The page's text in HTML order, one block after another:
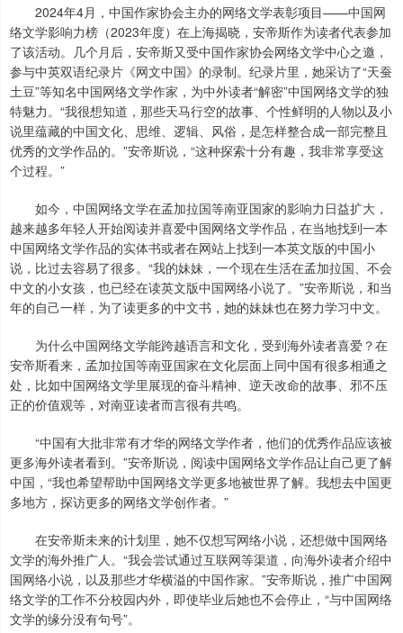
2024年4月，中国作家协会主办的网络文学表彰项目——中国网
络文学影响力榜（2023年度）在上海揭晓，安帝斯作为读者代表参加
了该活动。几个月后，安帝斯又受中国作家协会网络文学中心之邀，
参与中英双语纪录片《网文中国》的录制。纪录片里，她采访了“天蚕
土豆”等知名中国网络文学作家，为中外读者“解密”中国网络文学的独
特魅力。“我很想知道，那些天马行空的故事、个性鲜明的人物以及小
说里蕴藏的中国文化、思维、逻辑、风俗，是怎样整合成一部完整且
优秀的文学作品的。”安帝斯说，“这种探索十分有趣，我非常享受这
个过程。”
如今，中国网络文学在孟加拉国等南亚国家的影响力日益扩大，
越来越多年轻人开始阅读并喜爱中国网络文学作品，在当地找到一本
中国网络文学作品的实体书或者在网站上找到一本英文版的中国小
说，比过去容易了很多。“我的妹妹，一个现在生活在孟加拉国、不会
中文的小女孩，也已经在读英文版中国网络小说了。”安帝斯说，和当
年的自己一样，为了读更多的中文书，她的妹妹也在努力学习中文。
为什么中国网络文学能跨越语言和文化，受到海外读者喜爱？在
安帝斯看来，孟加拉国等南亚国家在文化层面上同中国有很多相通之
处，比如中国网络文学里展现的奋斗精神、逆天改命的故事、邪不压
正的价值观等，对南亚读者而言很有共鸣。
“中国有大批非常有才华的网络文学作者，他们的优秀作品应该被
更多海外读者看到。”安帝斯说，阅读中国网络文学作品让自己更了解
中国，“我也希望帮助中国网络文学更多地被世界了解。我想去中国更
多地方，探访更多的网络文学创作者。”
在安帝斯未来的计划里，她不仅想写网络小说，还想做中国网络
文学的海外推广人。“我会尝试通过互联网等渠道，向海外读者介绍中
国网络小说，以及那些才华横溢的中国作家。”安帝斯说，推广中国网
络文学的工作不分校园内外，即使毕业后她也不会停止，“与中国网络
文学的缘分没有句号”。